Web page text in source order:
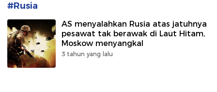
#Rusia
AS menyalahkan Rusia atas jatuhnya
pesawat tak berawak di Laut Hitam,
Moskow menyangkal
3 tahun yang lalu